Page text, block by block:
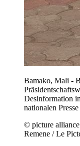
Bamako, Mali -
Desinformation
nationalen
© picture
Remene / Le